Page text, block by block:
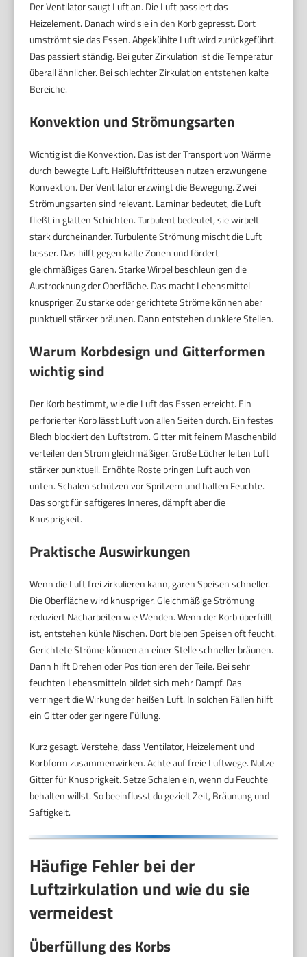
Der Ventilator saugt Luft an. Die Luft passiert das
Heizelement. Danach wird sie in den Korb gepresst. Dort
umströmt sie das Essen. Abgekühlte Luft wird zurückgeführt.
Das passiert ständig. Bei guter Zirkulation ist die Temperatur
überall ähnlicher. Bei schlechter Zirkulation entstehen kalte
Bereiche.
Konvektion und Strömungsarten
Wichtig ist die Konvektion. Das ist der Transport von Wärme
durch bewegte Luft. Heißluftfritteusen nutzen erzwungene
Konvektion. Der Ventilator erzwingt die Bewegung. Zwei
Strömungsarten sind relevant. Laminar bedeutet, die Luft
fließt in glatten Schichten. Turbulent bedeutet, sie wirbelt
stark durcheinander. Turbulente Strömung mischt die Luft
besser. Das hilft gegen kalte Zonen und fördert
gleichmäßiges Garen. Starke Wirbel beschleunigen die
Austrocknung der Oberfläche. Das macht Lebensmittel
knuspriger. Zu starke oder gerichtete Ströme können aber
punktuell stärker bräunen. Dann entstehen dunklere Stellen.
Warum Korbdesign und Gitterformen
wichtig sind
Der Korb bestimmt, wie die Luft das Essen erreicht. Ein
perforierter Korb lässt Luft von allen Seiten durch. Ein festes
Blech blockiert den Luftstrom. Gitter mit feinem Maschenbild
verteilen den Strom gleichmäßiger. Große Löcher leiten Luft
stärker punktuell. Erhöhte Roste bringen Luft auch von
unten. Schalen schützen vor Spritzern und halten Feuchte.
Das sorgt für saftigeres Inneres, dämpft aber die
Knusprigkeit.
Praktische Auswirkungen
Wenn die Luft frei zirkulieren kann, garen Speisen schneller.
Die Oberfläche wird knuspriger. Gleichmäßige Strömung
reduziert Nacharbeiten wie Wenden. Wenn der Korb überfüllt
ist, entstehen kühle Nischen. Dort bleiben Speisen oft feucht.
Gerichtete Ströme können an einer Stelle schneller bräunen.
Dann hilft Drehen oder Positionieren der Teile. Bei sehr
feuchten Lebensmitteln bildet sich mehr Dampf. Das
verringert die Wirkung der heißen Luft. In solchen Fällen hilft
ein Gitter oder geringere Füllung.
Kurz gesagt. Verstehe, dass Ventilator, Heizelement und
Korbform zusammenwirken. Achte auf freie Luftwege. Nutze
Gitter für Knusprigkeit. Setze Schalen ein, wenn du Feuchte
behalten willst. So beeinflusst du gezielt Zeit, Bräunung und
Saftigkeit.
Häufige Fehler bei der
Luftzirkulation und wie du sie
vermeidest
Überfüllung des Korbs